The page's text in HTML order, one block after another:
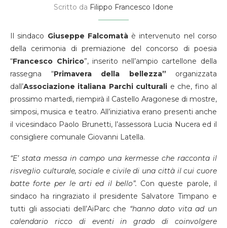
Scritto da Filippo Francesco Idone
Il sindaco Giuseppe Falcomatàè intervenuto nel corso
della cerimonia di premiazione del concorso di poesia
“Francesco Chirico”, inserito nell’ampio cartellone della
rassegna “Primavera della bellezza” organizzata
dall’Associazione italiana Parchi culturali e che, fino al
prossimo martedì, riempirà il Castello Aragonese di mostre,
simposi, musica e teatro. All’iniziativa erano presenti anche
il vicesindaco Paolo Brunetti, l’assessora Lucia Nucera ed il
consigliere comunale Giovanni Latella.
“E’ stata messa in campo una kermesse che racconta il
risveglio culturale, sociale e civile di una città il cui cuore
batte forte per le arti ed il bello”. Con queste parole, il
sindaco ha ringraziato il presidente Salvatore Timpano e
tutti gli associati dell’AiParc che “hanno dato vita ad un
calendario ricco di eventi in grado di coinvolgere